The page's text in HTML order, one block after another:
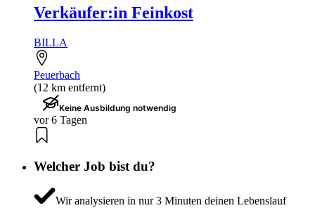
Verkäufer:in Feinkost
BILLA
Peuerbach
(12 km entfernt)
Keine Ausbildung notwendig
vor 6 Tagen
Welcher Job bist du?
Wir analysieren in nur 3 Minuten deinen Lebenslauf